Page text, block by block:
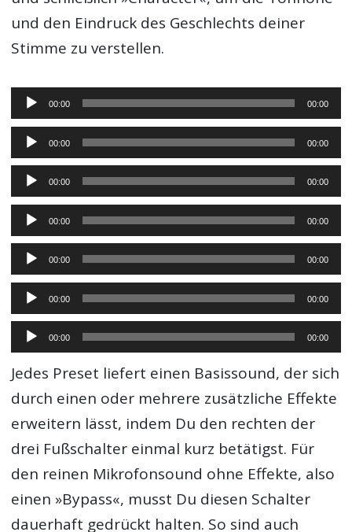
und den Eindruck des Geschlechts deiner
Stimme zu verstellen.
Audio-
Player
00:00 00:00
Audio-
Player
00:00 00:00
Audio-
Player
00:00 00:00
Audio-
Player
00:00 00:00
Audio-
Player
00:00 00:00
Audio-
Player
00:00 00:00
Audio-
Player
00:00 00:00
Jedes Preset liefert einen Basissound, der sich
durch einen oder mehrere zusätzliche Effekte
erweitern lässt, indem Du den rechten der
drei Fußschalter einmal kurz betätigst. Für
den reinen Mikrofonsound ohne Effekte, also
einen »Bypass«, musst Du diesen Schalter
dauerhaft gedrückt halten. So sind auch